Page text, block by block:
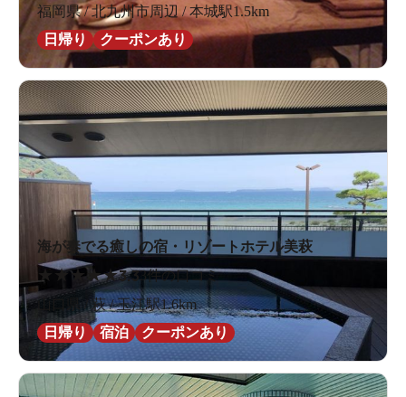
福岡県 / 北九州市周辺 / 本城駅1.5km
日帰り
クーポンあり
海が奏でる癒しの宿・リゾートホテル美萩
★ ★★★★3.33件の口コミ
山口県 / 萩 / 玉江駅1.6km
日帰り
宿泊 クーポンあり